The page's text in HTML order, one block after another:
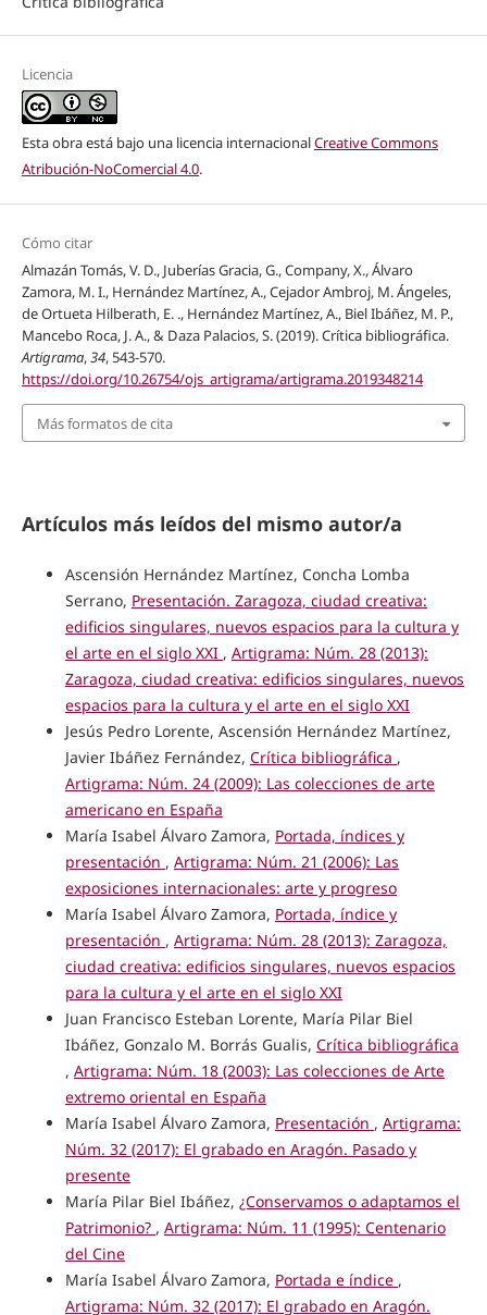
Licencia
Esta obra está bajo una licencia internacionalCreative Commons
Atribución-NoComercial 4.0.
Cómo citar
Almazán Tomás, V. D., Juberías Gracia, G., Company, X., Álvaro
Zamora, M. I., Hernández Martínez, A., Cejador Ambroj, M. Ángeles,
de Ortueta Hilberath, E. ., Hernández Martínez, A., Biel Ibáñez, M. P.,
Mancebo Roca, J. A., & Daza Palacios, S. (2019). Crítica bibliográfica.
Artigrama,34, 543-570.
https://doi.org/10.26754/ojs_artigrama/artigrama.2019348214
Más formatos de cita
Artículos más leídos del mismo autor/a
Ascensión Hernández Martínez, Concha Lomba
Serrano, Presentación. Zaragoza, ciudad creativa:
edificios singulares, nuevos espacios para la cultura y
el arte en el siglo XXI , Artigrama: Núm. 28 (2013):
Zaragoza, ciudad creativa: edificios singulares, nuevos
espacios para la cultura y el arte en el siglo XXI
Jesús Pedro Lorente, Ascensión Hernández Martínez,
Javier Ibáñez Fernández, Crítica bibliográfica ,
Artigrama: Núm. 24 (2009): Las colecciones de arte
americano en España
María Isabel Álvaro Zamora, Portada, índices y
presentación , Artigrama: Núm. 21 (2006): Las
exposiciones internacionales: arte y progreso
María Isabel Álvaro Zamora, Portada, índice y
presentación , Artigrama: Núm. 28 (2013): Zaragoza,
ciudad creativa: edificios singulares, nuevos espacios
para la cultura y el arte en el siglo XXI
Juan Francisco Esteban Lorente, María Pilar Biel
Ibáñez, Gonzalo M. Borrás Gualis, Crítica bibliográfica
, Artigrama: Núm. 18 (2003): Las colecciones de Arte
extremo oriental en España
María Isabel Álvaro Zamora, Presentación , Artigrama:
Núm. 32 (2017): El grabado en Aragón. Pasado y
presente
María Pilar Biel Ibáñez, ¿Conservamos o adaptamos el
Patrimonio? , Artigrama: Núm. 11 (1995): Centenario
del Cine
María Isabel Álvaro Zamora, Portada e índice ,
Artigrama: Núm. 32 (2017): El grabado en Aragón.